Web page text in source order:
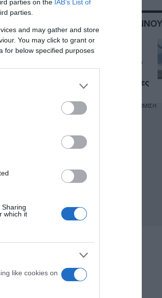
parties on the IAB’s List of
parties.
and may gather and store
You may click to grant or
for below specified purposes
which it
like cookies on
ΣΧΕΤΙΚΑ
Γαλλία: Οι φλόγες
πλησιάζουν το
Μπορντό – 200.000
για τις επόμενες ώρες
ΔΙΑΦΗΜΙΣΗ